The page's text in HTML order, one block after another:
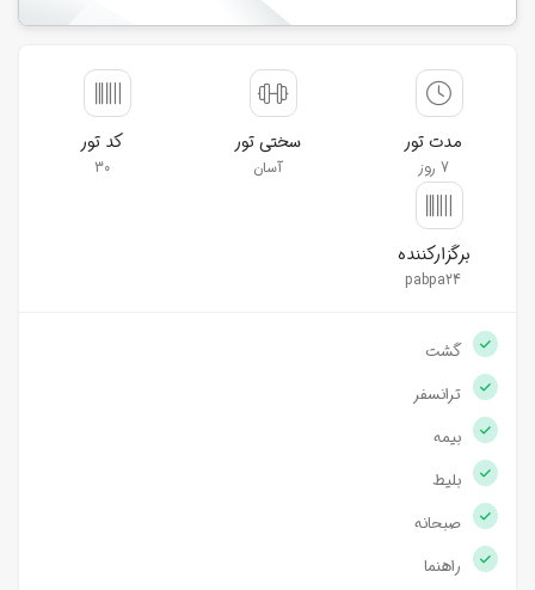
مدت تور
7 روز
سختی تور
آسان
کد تور
30
برگزارکننده
pabpa24
گشت
ترانسفر
بیمه
بلیط
صبحانه
راهنما